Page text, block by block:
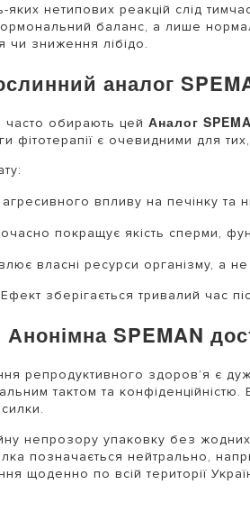
нетипових реакцій слід
баланс, а лише
чи зниження лібідо.
аналог
часто обирають цей Аналог
фітотерапії є очевидними для
агресивного впливу на печінку та
покращує якість сперми,
власні ресурси організму, а
Ефект зберігається тривалий час
Анонімна SPEMAN
репродуктивного здоров’я є
тактом та
непрозору упаковку без
позначається нейтрально,
щоденно по всій території